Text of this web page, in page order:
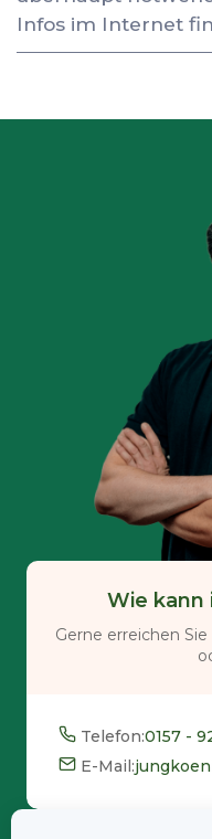
Infos im Internet
Wie kann
Gerne erreichen
Telefon:0157 -
E-Mail: